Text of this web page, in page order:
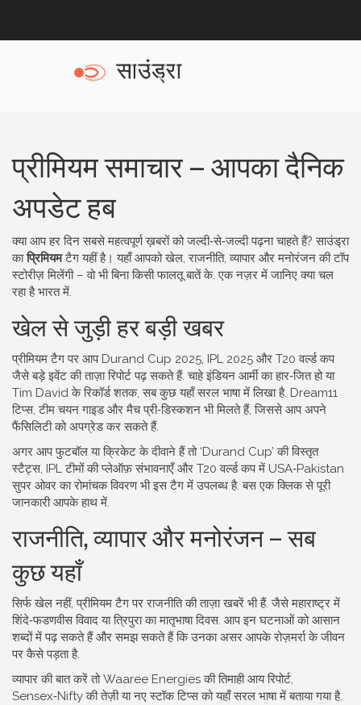
प्रीमियम समाचार – आपका दैनिक
अपडेट हब
क्या आप हर दिन सबसे महत्वपूर्ण ख़बरों को जल्दी‑से‑जल्दी पढ़ना चाहते हैं? साउंड्रा
काप्रिमियमटैग यहीं है। यहाँ आपको खेल, राजनीति, व्यापार और मनोरंजन की टॉप
स्टोरीज़ मिलेंगी – वो भी बिना किसी फालतू बातें के. एक नज़र में जानिए क्या चल
रहा है भारत में.
खेल से जुड़ी हर बड़ी खबर
प्रीमियम टैग पर आप Durand Cup 2025, IPL 2025 और T20 वर्ल्ड कप
जैसे बड़े इवेंट की ताज़ा रिपोर्ट पढ़ सकते हैं. चाहे इंडियन आर्मी का हार‑जित हो या
Tim David के रिकॉर्ड शतक, सब कुछ यहाँ सरल भाषा में लिखा है. Dream11
टिप्स, टीम चयन गाइड और मैच प्री‑डिस्कशन भी मिलते हैं, जिससे आप अपने
फैंसिलिटी को अपग्रेड कर सकते हैं.
अगर आप फुटबॉल या क्रिकेट के दीवाने हैं तो ‘Durand Cup’ की विस्तृत
स्टैट्स, IPL टीमों की प्लेऑफ़ संभावनाएँ और T20 वर्ल्ड कप में USA‑Pakistan
सुपर ओवर का रोमांचक विवरण भी इस टैग में उपलब्ध है. बस एक क्लिक से पूरी
जानकारी आपके हाथ में.
राजनीति, व्यापार और मनोरंजन – सब
कुछ यहाँ
सिर्फ खेल नहीं, प्रीमियम टैग पर राजनीति की ताज़ा खबरें भी हैं. जैसे महाराष्ट्र में
शिंदे‑फडणवीस विवाद या त्रिपुरा का मातृभाषा दिवस. आप इन घटनाओं को आसान
शब्दों में पढ़ सकते हैं और समझ सकते हैं कि उनका असर आपके रोज़मर्रा के जीवन
पर कैसे पड़ता है.
व्यापार की बात करें तो Waaree Energies की तिमाही आय रिपोर्ट,
Sensex‑Nifty की तेज़ी या नए स्टॉक टिप्स को यहाँ सरल भाषा में बताया गया है.